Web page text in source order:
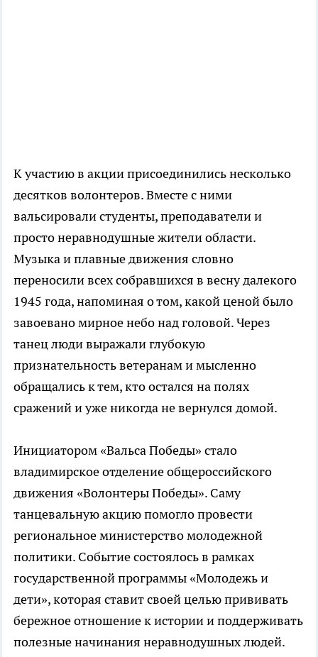
К участию в акции присоединились несколько
десятков волонтеров. Вместе с ними
вальсировали студенты, преподаватели и
просто неравнодушные жители области.
Музыка и плавные движения словно
переносили всех собравшихся в весну далекого
1945 года, напоминая о том, какой ценой было
завоевано мирное небо над головой. Через
танец люди выражали глубокую
признательность ветеранам и мысленно
обращались к тем, кто остался на полях
сражений и уже никогда не вернулся домой.
Инициатором «Вальса Победы» стало
владимирское отделение общероссийского
движения «Волонтеры Победы». Саму
танцевальную акцию помогло провести
региональное министерство молодежной
политики. Событие состоялось в рамках
государственной программы «Молодежь и
дети», которая ставит своей целью прививать
бережное отношение к истории и поддерживать
полезные начинания неравнодушных людей.